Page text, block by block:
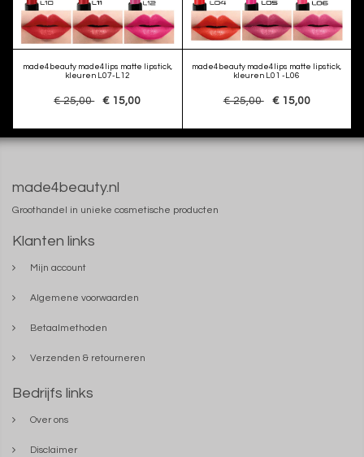
made4beauty made4lips matte lipstick,
kleuren L07-L12
€ 25,00 € 15,00
made4beauty made4lips matte lipstick,
kleuren L01 -L06
€ 25,00 € 15,00
made4beauty.nl
Groothandel in unieke cosmetische producten
Klanten links
Mijn account
Algemene voorwaarden
Betaalmethoden
Verzenden & retourneren
Bedrijfs links
Over ons
Disclaimer